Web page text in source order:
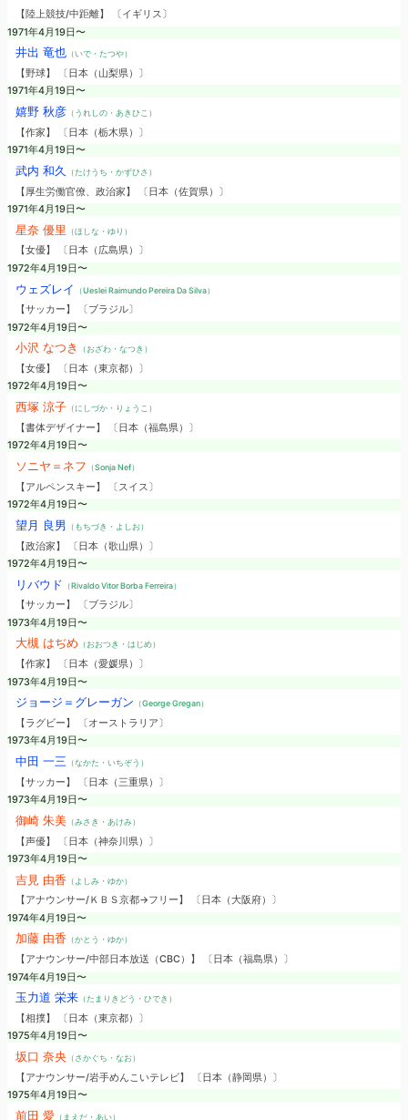
【陸上競技/中距離】 〔イギリス〕
1971年4月19日〜
井出 竜也（いで・たつや）
【野球】 〔日本（山梨県）〕
1971年4月19日〜
嬉野 秋彦（うれしの・あきひこ）
【作家】 〔日本（栃木県）〕
1971年4月19日〜
武内 和久 （たけうち・かずひさ）
【厚生労働官僚、政治家】 〔日本（佐賀県）〕
1971年4月19日〜
星奈 優里 （ほしな・ゆり）
【女優】 〔日本（広島県）〕
1972年4月19日〜
ウェズレイ （Ueslei Raimundo Pereira Da Silva）
【サッカー】 〔ブラジル〕
1972年4月19日〜
小沢 なつき （おざわ・なつき）
【女優】 〔日本（東京都）〕
1972年4月19日〜
西塚 涼子（にしづか・りょうこ）
【書体デザイナー】 〔日本（福島県）〕
1972年4月19日〜
ソニヤ＝ネフ （Sonja Nef）
【アルペンスキー】 〔スイス〕
1972年4月19日〜
望月 良男 （もちづき・よしお）
【政治家】 〔日本（歌山県）〕
1972年4月19日〜
リバウド （Rivaldo Vitor Borba Ferreira）
【サッカー】 〔ブラジル〕
1973年4月19日〜
大槻 はぢめ （おおつき・はじめ）
【作家】 〔日本（愛媛県）〕
1973年4月19日〜
ジョージ＝グレーガン （George Gregan）
【ラグビー】 〔オーストラリア〕
1973年4月19日〜
中田 一三 （なかた・いちぞう）
【サッカー】 〔日本（三重県）〕
1973年4月19日〜
御崎 朱美（みさき・あけみ）
【声優】 〔日本（神奈川県）〕
1973年4月19日〜
吉見 由香 （よしみ・ゆか）
【アナウンサー/ＫＢＳ京都→フリー】 〔日本（大阪府）〕
1974年4月19日〜
加藤 由香 （かとう・ゆか）
【アナウンサー/中部日本放送（CBC）】 〔日本（福島県）〕
1974年4月19日〜
玉力道 栄来（たまりきどう・ひでき）
【相撲】 〔日本（東京都）〕
1975年4月19日〜
坂口 奈央（さかぐち・なお）
【アナウンサー/岩手めんこいテレビ】 〔日本（静岡県）〕
1975年4月19日〜
前田 愛（まえだ・あい）